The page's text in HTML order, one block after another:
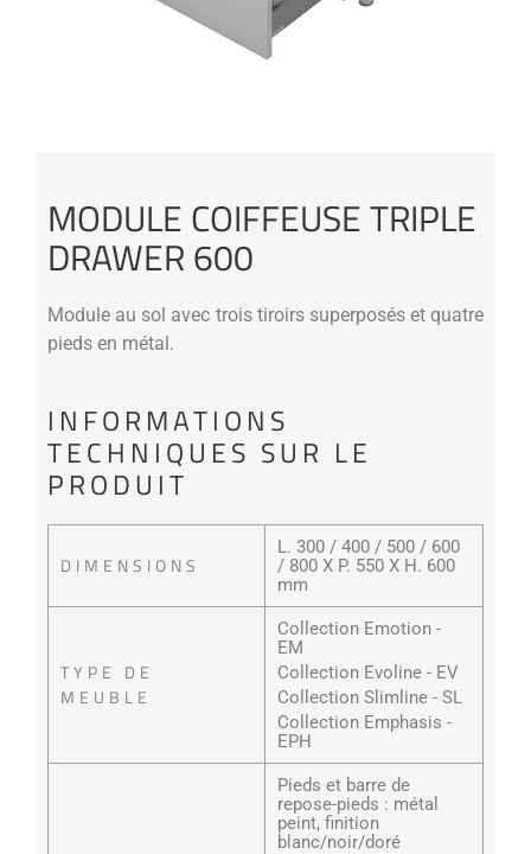
MODULE COIFFEUSE TRIPLE
DRAWER 600
Module au sol avec trois tiroirs superposés et quatre
pieds en métal.
INFORMATIONS
TECHNIQUES SUR LE
PRODUIT
DIMENSIONS
L. 300 / 400 / 500 / 600
/ 800 X P. 550 X H. 600
mm
TYPE DE
MEUBLE
Collection Emotion -
EM
Collection Evoline - EV
Collection Slimline - SL
Collection Emphasis -
EPH
Pieds et barre de
repose-pieds : métal
peint, finition
blanc/noir/doré